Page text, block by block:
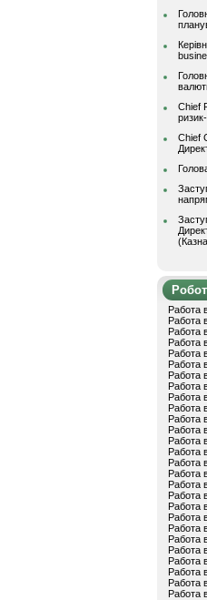
Chief
Chief
Работа
Работа
Работа
Работа
Работа
Работа
Работа
Работа
Работа
Работа
Работа
Работа
Работа
Работа
Работа
Работа
Работа
Работа
Работа
Работа
Работа
Работа
Работа
Работа
Работа
Работа
Работа